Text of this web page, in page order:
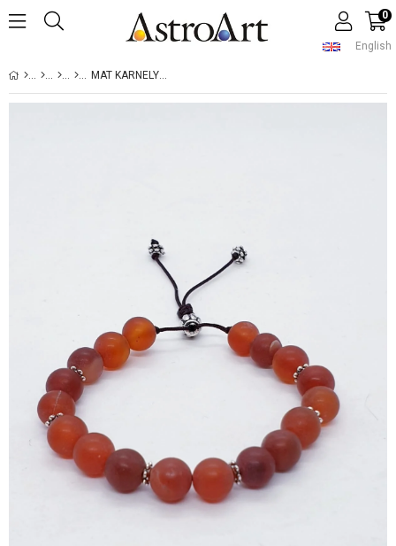
English
0
MAT KARNELYEN ERKEK BILEKLIK